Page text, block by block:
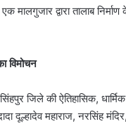
मालगुजार द्वारा तालाब
विमोचन
जिले की ऐतिहासिक,
दूल्हादेव महाराज, नरसिंह